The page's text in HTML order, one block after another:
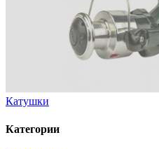
Катушки
Категории